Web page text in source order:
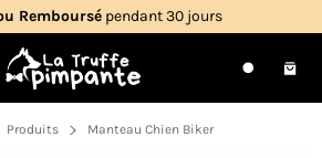
Remboursé pendant 30 jours
Recherche
Produits Manteau Chien Biker